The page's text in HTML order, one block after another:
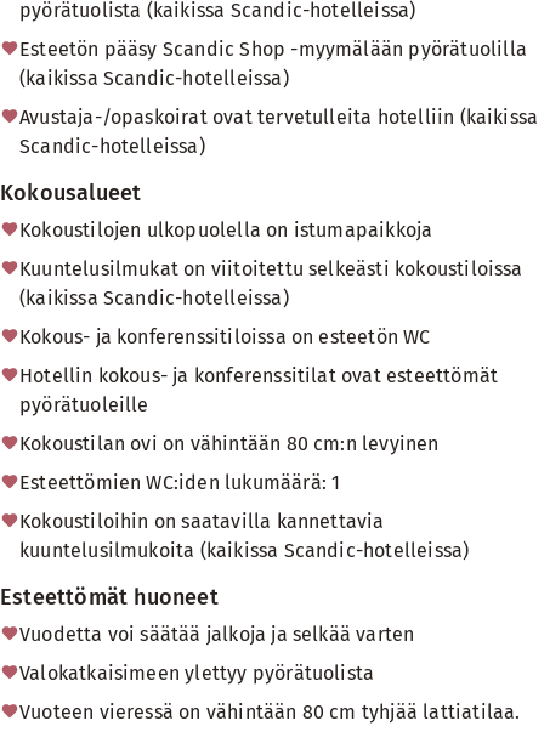
pyörätuolista (kaikissa Scandic-hotelleissa)
Esteetön pääsy Scandic Shop -myymälään pyörätuolilla
(kaikissa Scandic-hotelleissa)
Avustaja-/opaskoirat ovat tervetulleita hotelliin (kaikissa
Scandic-hotelleissa)
Kokousalueet
Kokoustilojen ulkopuolella on istumapaikkoja
Kuuntelusilmukat on viitoitettu selkeästi kokoustiloissa
(kaikissa Scandic-hotelleissa)
Kokous- ja konferenssitiloissa on esteetön WC
Hotellin kokous- ja konferenssitilat ovat esteettömät
pyörätuoleille
Kokoustilan ovi on vähintään 80 cm:n levyinen
Esteettömien WC:iden lukumäärä: 1
Kokoustiloihin on saatavilla kannettavia
kuuntelusilmukoita (kaikissa Scandic-hotelleissa)
Esteettömät huoneet
Vuodetta voi säätää jalkoja ja selkää varten
Valokatkaisimeen ylettyy pyörätuolista
Vuoteen vieressä on vähintään 80 cm tyhjää lattiatilaa.